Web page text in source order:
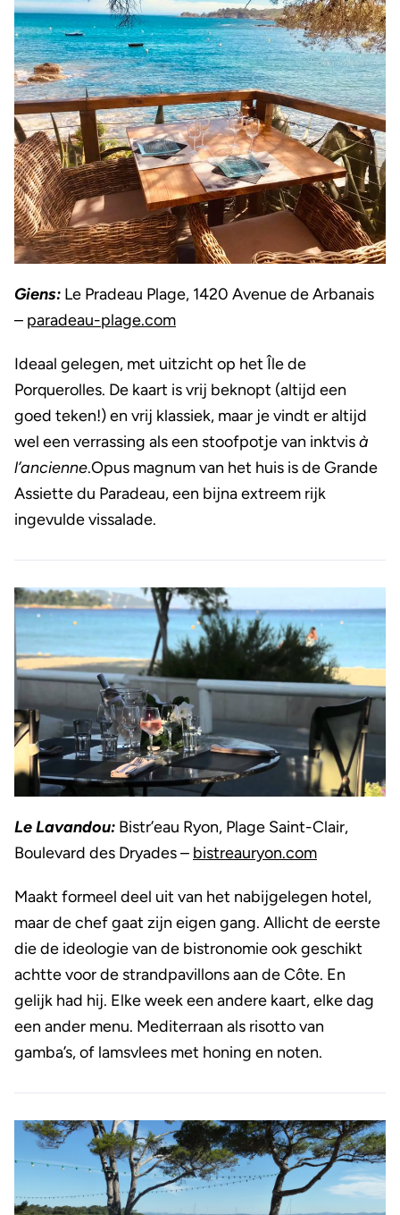
Giens: Le Pradeau Plage, 1420 Avenue de Arbanais
– paradeau-plage.com
Ideaal gelegen, met uitzicht op het Île de
Porquerolles. De kaart is vrij beknopt (altijd een
goed teken!) en vrij klassiek, maar je vindt er altijd
wel een verrassing als een stoofpotje van inktvisà
l’ancienne.Opus magnum van het huis is de Grande
Assiette du Paradeau, een bijna extreem rijk
ingevulde vissalade.
Le Lavandou: Bistr’eau Ryon, Plage Saint-Clair,
Boulevard des Dryades – bistreauryon.com
Maakt formeel deel uit van het nabijgelegen hotel,
maar de chef gaat zijn eigen gang. Allicht de eerste
die de ideologie van de bistronomie ook geschikt
achtte voor de strandpavillons aan de Côte. En
gelijk had hij. Elke week een andere kaart, elke dag
een ander menu. Mediterraan als risotto van
gamba’s, of lamsvlees met honing en noten.